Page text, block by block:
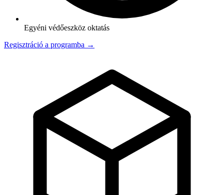
Egyéni védőeszköz oktatás
Regisztráció a programba →